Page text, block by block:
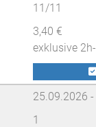
11/11
3,40 €
exklusive 2h-
25.09.2026
1